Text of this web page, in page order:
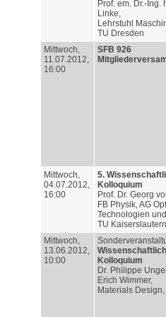
Prof. em. Dr.-Ing.
Linke,
Lehrstuhl
TU Dresden
Mittwoch,
11.07.2012,
16:00
SFB 926
Mittwoch,
04.07.2012,
16:00
5.
Kolloquium
Prof. Dr. Georg
FB Physik, AG
Technologien
TU Kaiserslautern
Mittwoch,
13.06.2012,
10:00
Kolloquium
Dr. Philippe
Erich Wimmer,
Materials